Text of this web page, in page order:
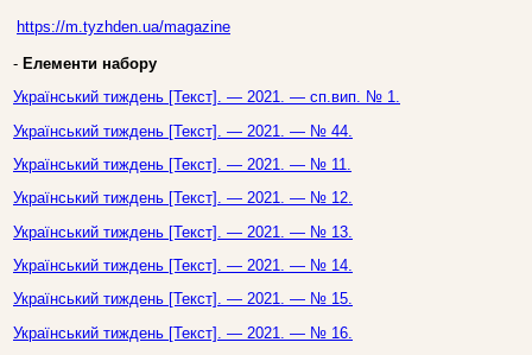
https://m.tyzhden.ua/magazine
- Елементи набору
Український тиждень [Текст]. — 2021. — сп.вип. № 1.
Український тиждень [Текст]. — 2021. — № 44.
Український тиждень [Текст]. — 2021. — № 11.
Український тиждень [Текст]. — 2021. — № 12.
Український тиждень [Текст]. — 2021. — № 13.
Український тиждень [Текст]. — 2021. — № 14.
Український тиждень [Текст]. — 2021. — № 15.
Український тиждень [Текст]. — 2021. — № 16.